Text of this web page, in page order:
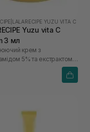
LALARECIPE YUZU VITA C
Yuzu vita C
3 мл
крем з
5% та екстрактом